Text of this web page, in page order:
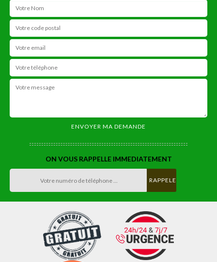
ON VOUS RAPPELLE IMMEDIATEMENT